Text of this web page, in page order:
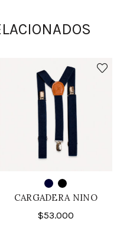
CARGADERA NINO
$53.000